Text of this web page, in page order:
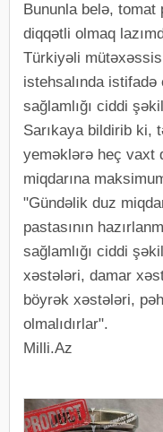
Bununla belə, tomat
diqqətli olmaq
Türkiyəli mütəxəssis
istehsalında
sağlamlığı ciddi
Sarıkaya bildirib ki,
yeməklərə heç vaxt
miqdarına
"Gündəlik duz
pastasının
sağlamlığı ciddi
xəstələri, damar
böyrək xəstələri,
olmalıdırlar".
Milli.Az